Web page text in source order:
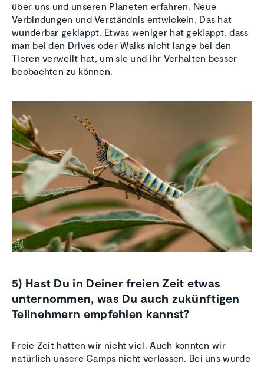
über uns und unseren Planeten erfahren. Neue
Verbindungen und Verständnis entwickeln. Das hat
wunderbar geklappt. Etwas weniger hat geklappt, dass
man bei den Drives oder Walks nicht lange bei den
Tieren verweilt hat, um sie und ihr Verhalten besser
beobachten zu können.
5) Hast Du in Deiner freien Zeit etwas
unternommen, was Du auch zukünftigen
Teilnehmern empfehlen kannst?
Freie Zeit hatten wir nicht viel. Auch konnten wir
natürlich unsere Camps nicht verlassen. Bei uns wurde